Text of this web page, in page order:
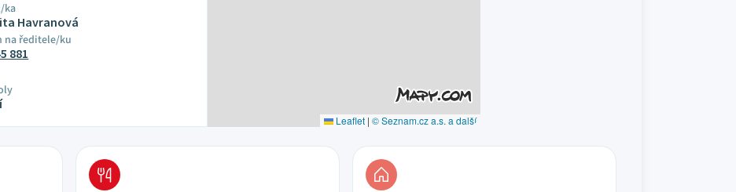
ka
Havranová
na ředitele/ku
881
Leaflet | © Seznam.cz a.s. a další